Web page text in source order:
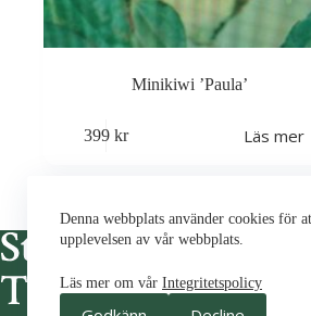
Denna webbplats använder cookies för
upplevelsen av vår webbplats.
Läs mer om vår Integritetspolicy
Minikiwi ’Paula’
399 kr Läs mer
Denna webbplats använder cookies för
Läs mer om vår Integritetspolicy